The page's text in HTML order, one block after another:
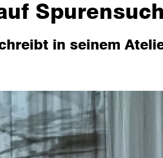
in seinem